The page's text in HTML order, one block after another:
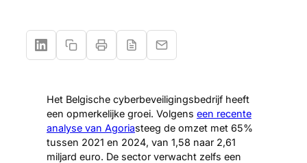
Het Belgische cyberbeveiligingsbedrijf heeft
een opmerkelijke groei. Volgens een recente
analyse van Agoriasteeg de omzet met 65%
tussen 2021 en 2024, van 1,58 naar 2,61
miljard euro. De sector verwacht zelfs een